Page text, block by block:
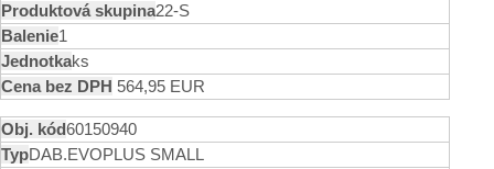
22-S
1
ks
564,95 EUR
60150940
DAB.EVOPLUS SMALL